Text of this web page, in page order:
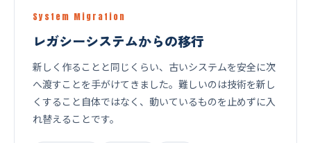
System Migration
レガシーシステムからの移行
新しく作ることと同じくらい、古いシステムを安全に次
へ渡すことを手がけてきました。難しいのは技術を新し
くすること自体ではなく、動いているものを止めずに入
れ替えることです。